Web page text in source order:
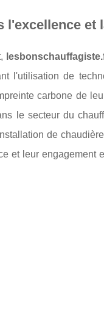
l'excellence et
l'utilisation de
carbone de
le secteur du
de
et leur engagement